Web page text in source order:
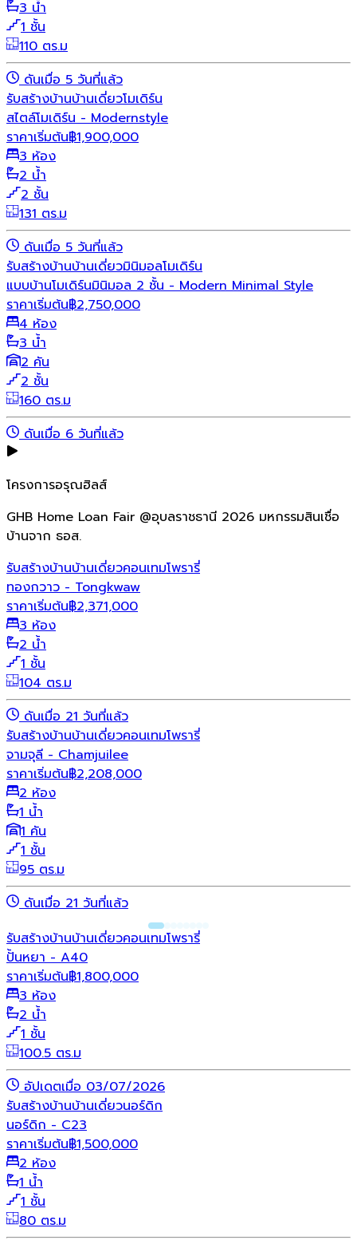
3 น้ำ
1 ชั้น
110 ตร.ม
ดันเมื่อ 5 วันที่แล้ว
รับสร้างบ้านบ้านเดี่ยวโมเดิร์น
สไตล์โมเดิร์น - Modernstyle
ราคาเริ่มต้น฿1,900,000
3 ห้อง
2 น้ำ
2 ชั้น
131 ตร.ม
ดันเมื่อ 5 วันที่แล้ว
รับสร้างบ้านบ้านเดี่ยวมินิมอลโมเดิร์น
แบบบ้านโมเดิร์นมินิมอล 2 ชั้น - Modern Minimal Style
ราคาเริ่มต้น฿2,750,000
4 ห้อง
3 น้ำ
2 คัน
2 ชั้น
160 ตร.ม
ดันเมื่อ 6 วันที่แล้ว
โครงการอรุณฮิลส์
GHB Home Loan Fair @อุบลราชธานี 2026 มหกรรมสินเชื่อ
บ้านจาก ธอส.
รับสร้างบ้านบ้านเดี่ยวคอนเทมโพรารี่
ทองกวาว - Tongkwaw
ราคาเริ่มต้น฿2,371,000
3 ห้อง
2 น้ำ
1 ชั้น
104 ตร.ม
ดันเมื่อ 21 วันที่แล้ว
รับสร้างบ้านบ้านเดี่ยวคอนเทมโพรารี่
จามจุลี - Chamjuilee
ราคาเริ่มต้น฿2,208,000
2 ห้อง
1 น้ำ
1 คัน
1 ชั้น
95 ตร.ม
ดันเมื่อ 21 วันที่แล้ว
รับสร้างบ้านบ้านเดี่ยวคอนเทมโพรารี่
ปั้นหยา - A40
ราคาเริ่มต้น฿1,800,000
3 ห้อง
2 น้ำ
1 ชั้น
100.5 ตร.ม
อัปเดตเมื่อ 03/07/2026
รับสร้างบ้านบ้านเดี่ยวนอร์ดิก
นอร์ดิก - C23
ราคาเริ่มต้น฿1,500,000
2 ห้อง
1 น้ำ
1 ชั้น
80 ตร.ม